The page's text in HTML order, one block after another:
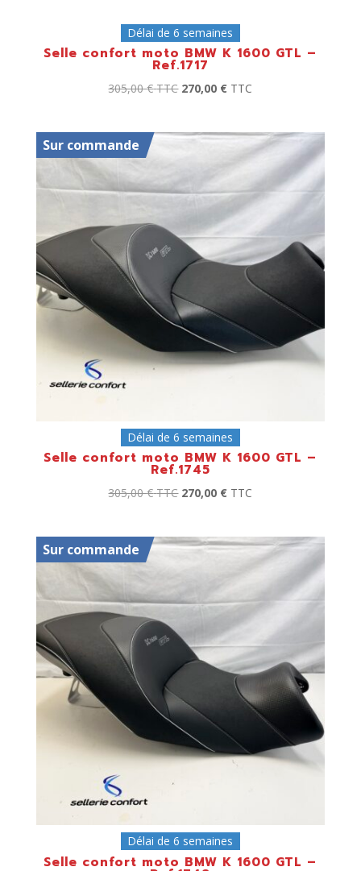
Délai de 6 semaines
Selle confort moto BMW K 1600 GTL –
Ref.1717
305,00€ TTC 270,00 € TTC
Sur commande
Délai de 6 semaines
Selle confort moto BMW K 1600 GTL –
Ref.1745
305,00€ TTC 270,00 € TTC
Sur commande
Délai de 6 semaines
Selle confort moto BMW K 1600 GTL –